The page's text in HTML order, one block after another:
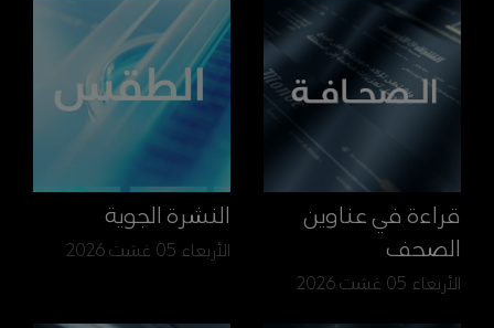
قراءة في عناوين
الصحف
الأربعاء 05 غشت 2026
النشرة الجوية
الأربعاء 05 غشت 2026